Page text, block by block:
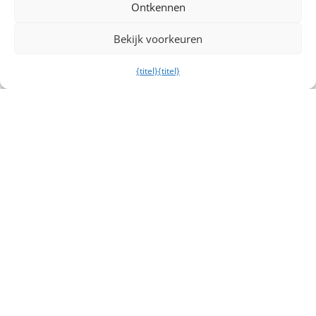
Ontkennen
Bekijk voorkeuren
{titel}{titel}